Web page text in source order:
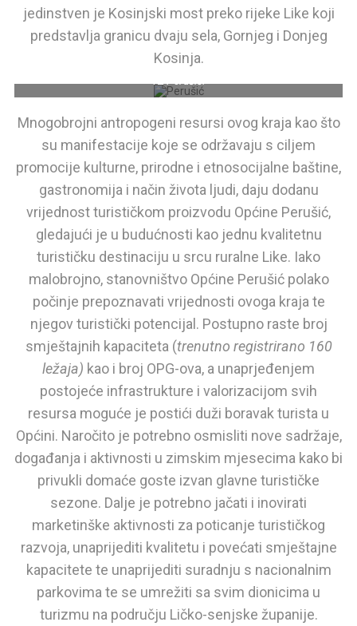
jedinstven je Kosinjski most preko rijeke Like koji
predstavlja granicu dvaju sela, Gornjeg i Donjeg
Kosinja.
Projektirao ga je početkom 20. stoljeća projektant Milivoj Frković,
a predstavlja remek djelo hrvatske mostogradnje, građen
starohrvatskom tehnikom građenja – uklinjenjem kamena. Foto
Mnogobrojni antropogeni resursi ovog kraja kao što
su manifestacije koje se održavaju s ciljem
promocije kulturne, prirodne i etnosocijalne baštine,
gastronomija i način života ljudi, daju dodanu
vrijednost turističkom proizvodu Općine Perušić,
gledajući je u budućnosti kao jednu kvalitetnu
turističku destinaciju u srcu ruralne Like. Iako
malobrojno, stanovništvo Općine Perušić polako
počinje prepoznavati vrijednosti ovoga kraja te
njegov turistički potencijal. Postupno raste broj
smještajnih kapaciteta (trenutno registrirano 160
ležaja) kao i broj OPG-ova, a unaprjeđenjem
postojeće infrastrukture i valorizacijom svih
resursa moguće je postići duži boravak turista u
Općini. Naročito je potrebno osmisliti nove sadržaje,
događanja i aktivnosti u zimskim mjesecima kako bi
privukli domaće goste izvan glavne turističke
sezone. Dalje je potrebno jačati i inovirati
marketinške aktivnosti za poticanje turističkog
razvoja, unaprijediti kvalitetu i povećati smještajne
kapacitete te unaprijediti suradnju s nacionalnim
parkovima te se umrežiti sa svim dionicima u
turizmu na području Ličko-senjske županije.